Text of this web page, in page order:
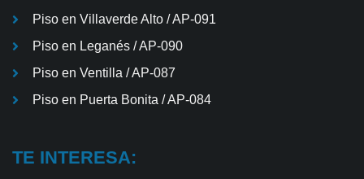
Piso en Villaverde Alto / AP-091
Piso en Leganés / AP-090
Piso en Ventilla / AP-087
Piso en Puerta Bonita / AP-084
TE INTERESA: